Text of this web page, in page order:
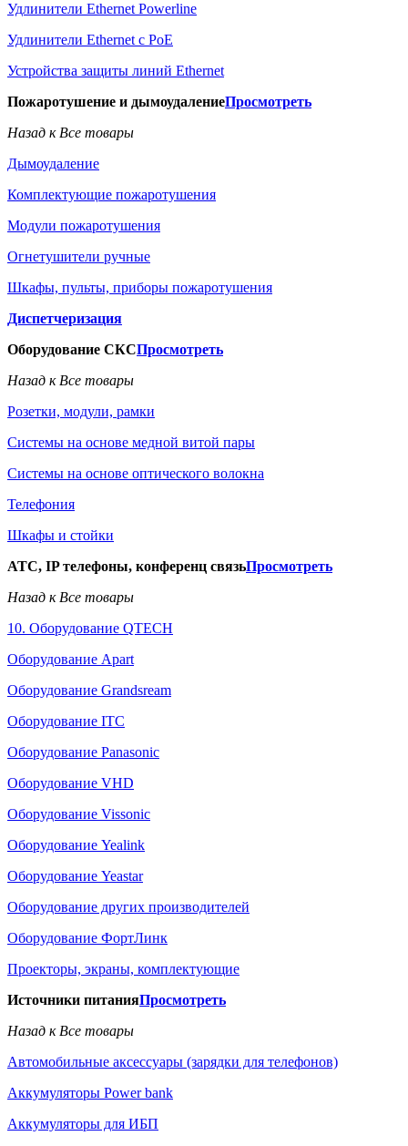
Удлинители Ethernet Powerline
Удлинители Ethernet с PoE
Устройства защиты линий Ethernet
Пожаротушение и дымоудалениеПросмотреть
Назад к Все товары
Дымоудаление
Комплектующие пожаротушения
Модули пожаротушения
Огнетушители ручные
Шкафы, пульты, приборы пожаротушения
Диспетчеризация
Оборудование СКСПросмотреть
Назад к Все товары
Розетки, модули, рамки
Системы на основе медной витой пары
Системы на основе оптического волокна
Телефония
Шкафы и стойки
АТС, IP телефоны, конференц связьПросмотреть
Назад к Все товары
10. Оборудование QTECH
Оборудование Apart
Оборудование Grandsream
Оборудование ITC
Оборудование Panasonic
Оборудование VHD
Оборудование Vissonic
Оборудование Yealink
Оборудование Yeastar
Оборудование других производителей
Оборудование ФортЛинк
Проекторы, экраны, комплектующие
Источники питанияПросмотреть
Назад к Все товары
Автомобильные аксессуары (зарядки для телефонов)
Аккумуляторы Power bank
Аккумуляторы для ИБП